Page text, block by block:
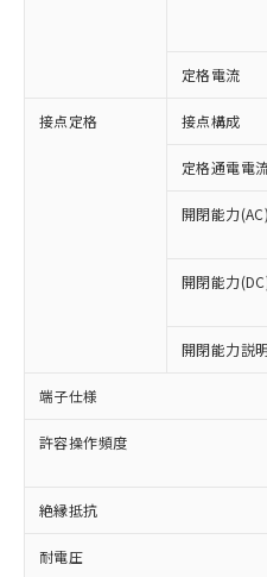
定格電流
接点定格 接点構成
定格通電電
開閉能力(AC)
開閉能力
開閉能力説
端子仕様
許容操作頻度
絶縁抵抗
耐電圧
ご利用条件
以下の条件をお読み
本サービスは
商品の当社在庫
(税抜)を提供
当社制御機器
本サービスの
ことをご了承
在庫状況およ
記載している
タに基づき作
準価格とは異
対応済み：EU
非含有に対応した製
対応予定：EU RoHS
有に対応した製品に
対応予定なし：EU
非含有に非対応の商
調査・確認中：EU
非含有の対応状況を
非該当品：ライセン
害物質有無と関係の
仕入先様の事情によ
いたものが、含有品
むを得ず変更するこ
*EU RoHS指令（10物質）：
鉛(Pb) 1000ppm以下、 水
六価クロム(Cr(Ⅵ))
「○」：最大均質材
基準値以下であるこ
「×」：最大均質材
基準値を超えている
「－」：未確認です
当社は、これ
為替および外
（以下｢規制貨
または国外へ
国政府の輸出
可)を取得する